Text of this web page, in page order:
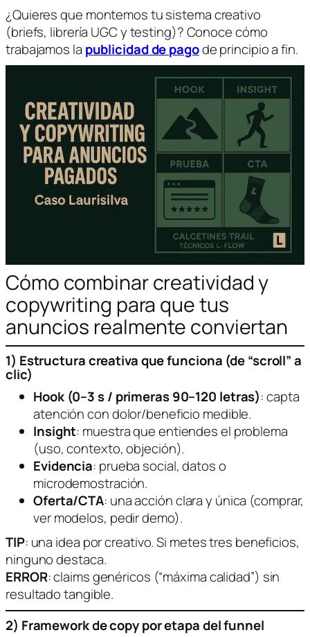
¿Quieres que montemos tu sistema creativo
(briefs, librería UGC y testing)? Conoce cómo
trabajamos la publicidad de pagode principio a fin.
Cómo combinar creatividad y
copywriting para que tus
anuncios realmente conviertan
1) Estructura creativa que funciona (de “scroll” a
clic)
Hook (0–3 s / primeras 90–120 letras): capta
atención con dolor/beneficio medible.
Insight: muestra que entiendes el problema
(uso, contexto, objeción).
Evidencia: prueba social, datos o
microdemostración.
Oferta/CTA: una acción clara y única (comprar,
ver modelos, pedir demo).
TIP: una idea por creativo. Si metes tres beneficios,
ninguno destaca.
ERROR: claims genéricos (“máxima calidad”) sin
resultado tangible.
2) Framework de copy por etapa del funnel